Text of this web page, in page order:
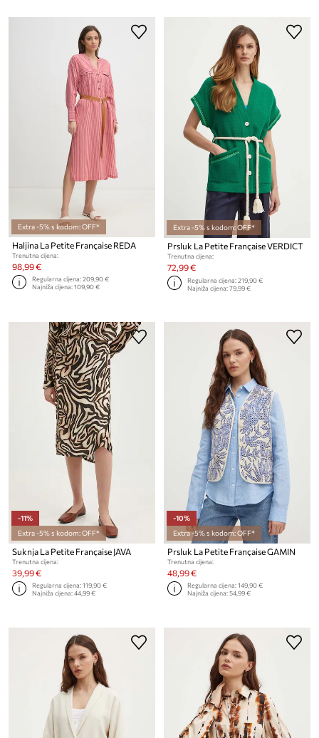
Extra -5% s kodom: OFF*
Haljina La Petite Française REDA
Trenutna cijena:
98,99 €
Regularna cijena:209,90 €
Najniža cijena:109,90 €
Extra -5% s kodom: OFF*
Prsluk La Petite Française VERDICT
Trenutna cijena:
72,99 €
Regularna cijena:219,90 €
Najniža cijena:79,99 €
-11%
Extra -5% s kodom: OFF*
Suknja La Petite Française JAVA
Trenutna cijena:
39,99 €
Regularna cijena:119,90 €
Najniža cijena:44,99 €
-10%
Extra -5% s kodom: OFF*
Prsluk La Petite Française GAMIN
Trenutna cijena:
48,99 €
Regularna cijena:149,90 €
Najniža cijena:54,99 €